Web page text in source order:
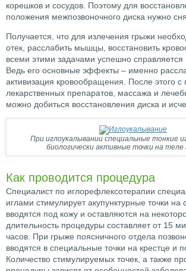
корешков и сосудов. Поэтому для
положения межпозвоночного диска нужно
Получается, что для излечения грыжи
отек, расслабить мышцы, восстановить
всеми этими задачами успешно справляется
Ведь его основные эффекты – именно
активизация кровообращения. После этого
лекарственных препаратов, массажа и
можно добиться восстановления диска и
При иглоукалывании специальные тонкие
биологически активные точки на
Как проводится процедура
Специалист по иглорефлексотерапии
иглами стимулирует акупунктурные точки на
вводятся под кожу и оставляются на
длительность процедуры составляет от 15
часов. При грыже поясничного отдела
вводятся в специальные точки на крестце и
Количество стимулируемых точек, а также